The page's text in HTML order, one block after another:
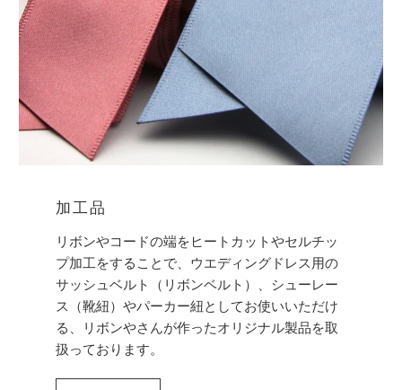
加工品
リボンやコードの端をヒートカットやセルチッ
プ加工をすることで、ウエディングドレス用の
サッシュベルト（リボンベルト）、シューレー
ス（靴紐）やパーカー紐としてお使いいただけ
る、リボンやさんが作ったオリジナル製品を取
扱っております。